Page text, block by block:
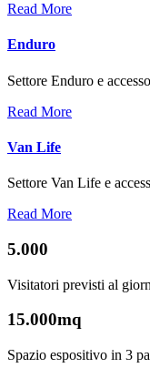
Read More
Enduro
Settore Enduro e
Read More
Van Life
Settore Van Life e
Read More
5.000
Visitatori previsti al
15.000mq
Spazio espositivo in 3